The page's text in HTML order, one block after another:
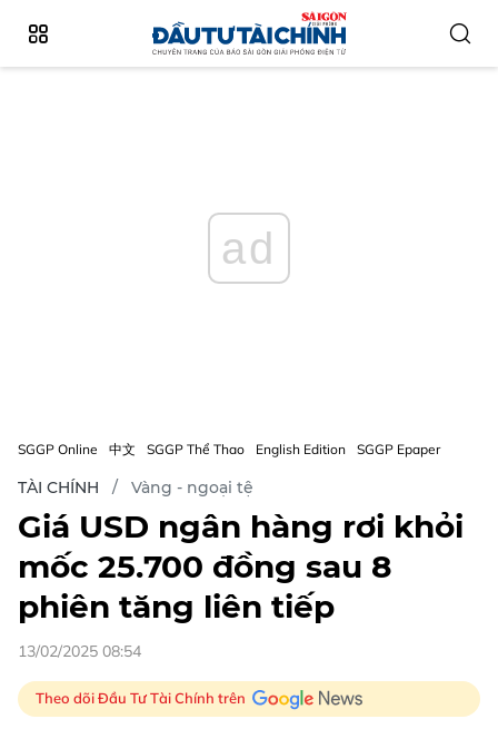
ad
SGGP Online 中文 SGGP Thể Thao English Edition SGGP Epaper
TÀI CHÍNH Vàng - ngoại tệ
Giá USD ngân hàng rơi khỏi
mốc 25.700 đồng sau 8
phiên tăng liên tiếp
13/02/2025 08:54
Theo dõi Đầu Tư Tài Chính trên